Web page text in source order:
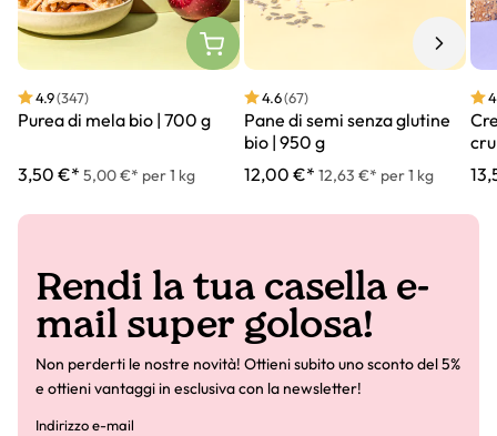
4.9(347)
Purea di mela bio | 700 g
3,50 €* 5,00 €* per 1 kg
4.6(67)
Pane di semi senza glutine
bio | 950 g
12,00 €* 12,63 €* per 1 kg
Rendi la tua casella e-
mail super golosa!
Non perderti le nostre novità! Ottieni subito uno sconto del 5%
e ottieni vantaggi in esclusiva con la newsletter!
Indirizzo e-mail